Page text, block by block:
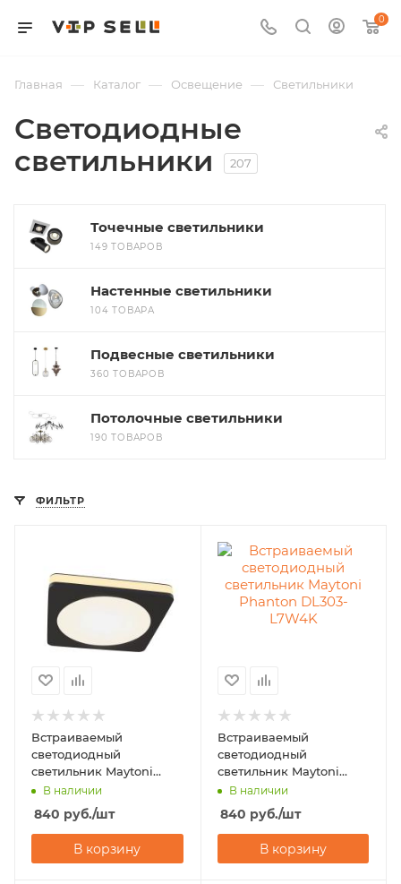
0
Главная — Каталог — Освещение — Светильники
Светодиодные
светильники
207
Точечные светильники
149 ТОВАРОВ
Настенные светильники
104 ТОВАРА
Подвесные светильники
360 ТОВАРОВ
Потолочные светильники
190 ТОВАРОВ
ФИЛЬТР
Встраиваемый
светодиодный
светильник Maytoni
Phanton DL2001-L7B
В наличии
840 руб./шт
В корзину
Встраиваемый
светодиодный
светильник Maytoni
Phanton DL303-L7W4K
В наличии
840 руб./шт
В корзину